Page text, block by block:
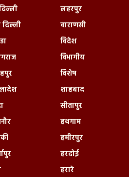
दिल्ली
लहरपुर
वाराणसी
विदेश
विभागीय
विशेष
शाहबाद
सीतापुर
हथगाम
हमीरपुर
हरदोई
हरारे